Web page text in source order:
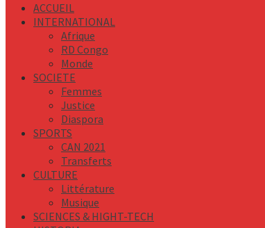
ACCUEIL
INTERNATIONAL
Afrique
RD Congo
Monde
SOCIETE
Femmes
Justice
Diaspora
SPORTS
CAN 2021
Transferts
CULTURE
Littérature
Musique
SCIENCES & HIGHT-TECH